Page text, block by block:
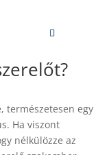
természetesen egy
Ha viszont
nélkülözze az